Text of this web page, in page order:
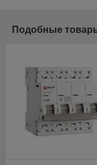
Подобные